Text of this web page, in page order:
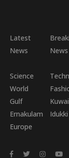
Latest
News
News
Science
World
Gulf
Ernakulam
Idukki
Europe